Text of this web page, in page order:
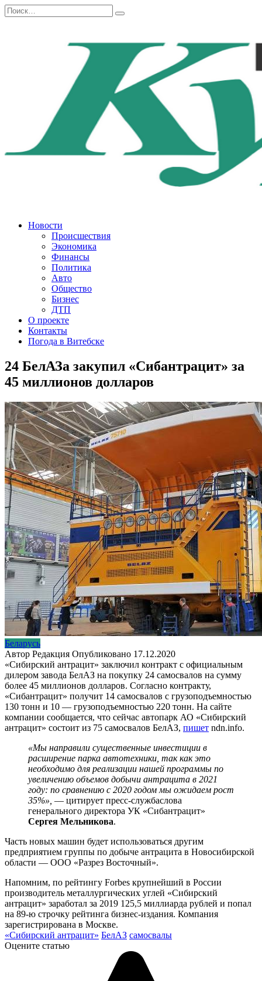
Перейти
к
Search
for:
Новости
Происшествия
Экономика
Финансы
Политика
Авто
Общество
Бизнес
ДТП
О проекте
Контакты
Погода в Витебске
24 БелАЗа закупил «Сибантрацит» за
45 миллионов долларов
Беларусь
Автор Редакция Опубликовано 17.12.2020
«Сибирский антрацит» заключил контракт с официальным
дилером завода БелАЗ на покупку 24 самосвалов на сумму
более 45 миллионов долларов. Согласно контракту,
«Сибантрацит» получит 14 самосвалов с грузоподъемностью
130 тонн и 10 — грузоподъемностью 220 тонн. На сайте
компании сообщается, что сейчас автопарк АО «Сибирский
антрацит» состоит из 75 самосвалов БелАЗ, пишет ndn.info.
«Мы направили существенные инвестиции в
расширение парка автотехники, так как это
необходимо для реализации нашей программы по
увеличению объемов добычи антрацита в 2021
году: по сравнению с 2020 годом мы ожидаем рост
35%», — цитирует пресс-службаслова
генерального директора УК «Сибантрацит»
Сергея Мельникова.
Часть новых машин будет использоваться другим
предприятием группы по добыче антрацита в Новосибирской
области — ООО «Разрез Восточный».
Напомним, по рейтингу Forbes крупнейший в России
производитель металлургических углей «Сибирский
антрацит» заработал за 2019 125,5 миллиарда рублей и попал
на 89-ю строчку рейтинга бизнес-издания. Компания
зарегистрирована в Москве.
«Сибирский антрацит» БелАЗ самосвалы
Оцените статью